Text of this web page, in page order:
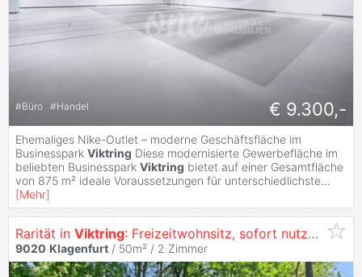
#Büro #Handel € 9.300,-
Ehemaliges Nike-Outlet – moderne Geschäftsfläche im
Businesspark Viktring Diese modernisierte Gewerbefläche im
beliebten Businesspark Viktring bietet auf einer Gesamtfläche
von 875 m² ideale Voraussetzungen für unterschiedlichste...
[Mehr]
Rarität in Viktring: Freizeitwohnsitz, sofort nutzbar – mit Ausbaupotenzial nahe Wörthersee
9020 Klagenfurt / 50m² / 2 Zimmer